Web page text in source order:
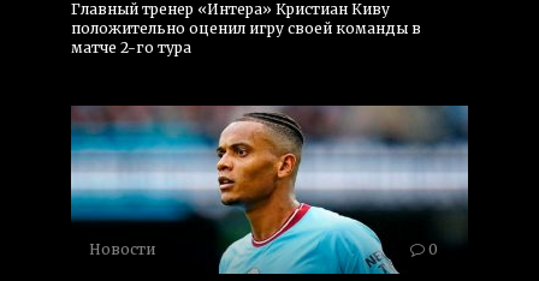
Главный тренер «Интера» Кристиан Киву
положительно оценил игру своей команды в
матче 2-го тура
Новости 0